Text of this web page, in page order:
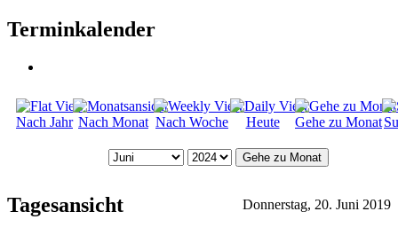
Terminkalender
Nach Jahr Nach Monat Nach Woche Heute Gehe zu Monat
Gehe zu Monat
Tagesansicht Donnerstag, 20. Juni 2019